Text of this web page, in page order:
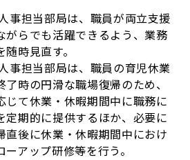
事担当部局は、職員が両立支援
がらでも活躍できるよう、業務
時見直す。
事担当部局は、職員の育児休業
了時の円滑な職場復帰のため、
じて休業・休暇期間中に職務に
定期的に提供するほか、必要に
直後に休業・休暇期間中におけ
アップ研修等を行う。